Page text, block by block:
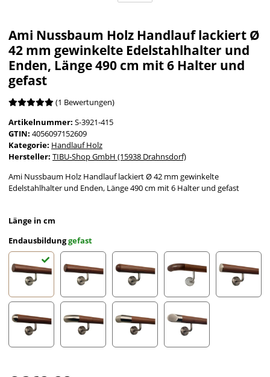
Ami Nussbaum Holz Handlauf lackiert Ø
42 mm gewinkelte Edelstahlhalter und
Enden, Länge 490 cm mit 6 Halter und
gefast
(1 Bewertungen)
Artikelnummer: S-3921-415
GTIN: 4056097152609
Kategorie: Handlauf Holz
Hersteller: TIBU-Shop GmbH (15938 Drahnsdorf)
Ami Nussbaum Holz Handlauf lackiert Ø 42 mm gewinkelte
Edelstahlhalter und Enden, Länge 490 cm mit 6 Halter und gefast
Länge in cm
Endausbildunggefast
gefast Radius gefrästHalbkugel gefrästHolzkrümmling